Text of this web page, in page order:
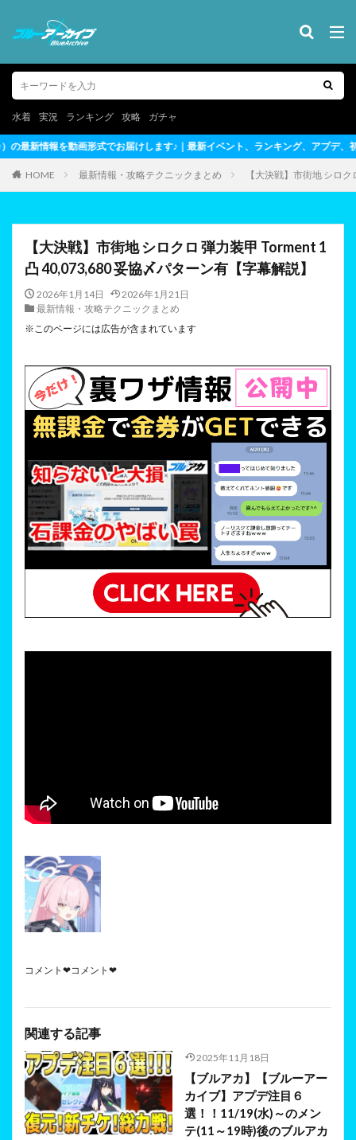
水着 実況 ランキング 攻略 ガチャ
最新イベント、ランキング、アプデ、初心者～上級者向けテクニックまで完全
HOME 最新情報・攻略テクニックまとめ 【大決戦】市街地 シロ
【大決戦】市街地 シロクロ 弾力装甲 Torment 1
凸 40,073,680 妥協〆パターン有【字幕解説】
2026年1月14日
2026年1月21日
最新情報・攻略テクニックまとめ
※このページには広告が含まれています
コメント❤コメント❤
関連する記事
2025年11月18日
【ブルアカ】【ブルーアー
カイブ】アプデ注目６
選！！11/19(水)～のメン
テ(11～19時)後のブルアカ